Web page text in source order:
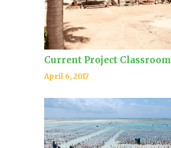
Current Project Classroom
April 6, 2017